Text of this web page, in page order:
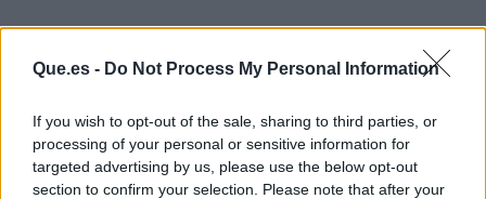
Que.es - Do Not Process My Personal Information
If you wish to opt-out of the sale, sharing to third parties, or
processing of your personal or sensitive information for
targeted advertising by us, please use the below opt-out
section to confirm your selection. Please note that after your